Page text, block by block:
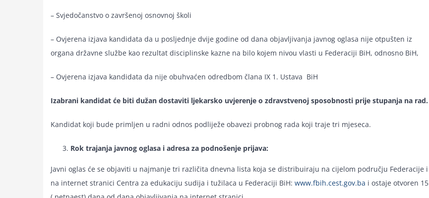
– Svjedočanstvo o završenoj osnovnoj školi
– Ovjerena izjava kandidata da u posljednje dvije godine od dana objavljivanja javnog oglasa nije otpušten iz
organa državne službe kao rezultat disciplinske kazne na bilo kojem nivou vlasti u Federaciji BiH, odnosno BiH,
– Ovjerena izjava kandidata da nije obuhvaćen odredbom člana IX 1. Ustava BiH
Izabrani kandidat će biti dužan dostaviti ljekarsko uvjerenje o zdravstvenoj sposobnosti prije stupanja na rad.
Kandidat koji bude primljen u radni odnos podliježe obavezi probnog rada koji traje tri mjeseca.
Rok trajanja javnog oglasa i adresa za podnošenje prijava:
Javni oglas će se objaviti u najmanje tri različita dnevna lista koja se distribuiraju na cijelom području Federacije i
na internet stranici Centra za edukaciju sudija i tužilaca u Federaciji BiH: www.fbih.cest.gov.ba i ostaje otvoren 15